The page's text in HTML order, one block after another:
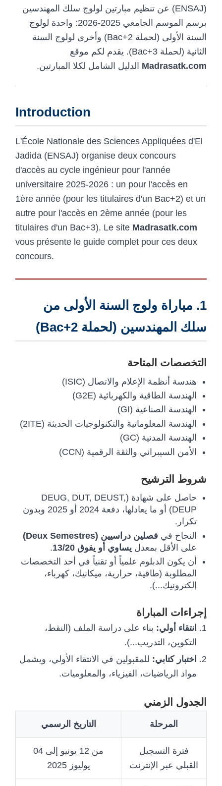
(ENSAJ) عن تنظيم مبارتين لولوج سلك المهندسين
برسم الموسم الجامعي 2025-2026: واحدة لولوج
السنة الأولى (لحملة Bac+2) وأخرى لولوج السنة
الثانية (لحملة Bac+3). يقدم لكم موقع
Madrasatk.com الدليل الشامل لكلا المبارتين.
Introduction
L'École Nationale des Sciences Appliquées d'El
Jadida (ENSAJ) organise deux concours
d'accès au cycle ingénieur pour l'année
universitaire 2025-2026 : un pour l'accès en
1ère année (pour les titulaires d'un Bac+2) et un
autre pour l'accès en 2ème année (pour les
titulaires d'un Bac+3). Le site Madrasatk.com
vous présente le guide complet pour ces deux
concours.
1. مباراة ولوج السنة الأولى من
سلك المهندسين (لحملة Bac+2)
التخصصات المتاحة
هندسة أنظمة الإعلام والاتصال (ISIC)
الهندسة الطاقية والكهربائية (G2E)
الهندسة الصناعية (GI)
الهندسة المعلوماتية والتكنولوجيات الحديثة (2ITE)
الهندسة المدنية (GC)
الأمن السيبراني والثقة الرقمية (CCN)
شروط الترشيح
حاصل على شهادة (DEUG, DUT, DEUST,
DEUP) أو ما يعادلها، دفعة 2024 أو 2025 وبدون
تكرار.
النجاح في فصلين دراسيين (Deux Semestres)
على الأقل بمعدل يساوي أو يفوق 13/20
.
أن يكون الدبلوم علمياً أو تقنياً في أحد التخصصات
المطلوبة (طاقية، حرارية، ميكانيك، كهرباء،
إلكترونيك...).
إجراءات المباراة
انتقاء أولي: بناء على دراسة الملف (النقط،
التكوين، التدريب...).
اختبار كتابي: للمقبولين في الانتقاء الأولي، ويشمل
مواد الرياضيات، الفيزياء، والمعلوميات.
الجدول الزمني
المرحلة التاريخ الرسمي
فترة التسجيل
القبلي عبر الإنترنت
من 12 يونيو إلى 04
يوليوز 2025